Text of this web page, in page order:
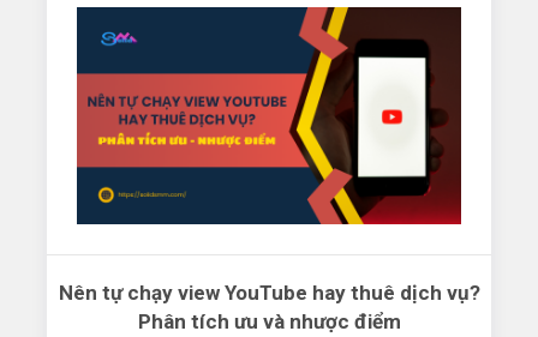
Nên tự chạy view YouTube hay thuê dịch vụ?
Phân tích ưu và nhược điểm